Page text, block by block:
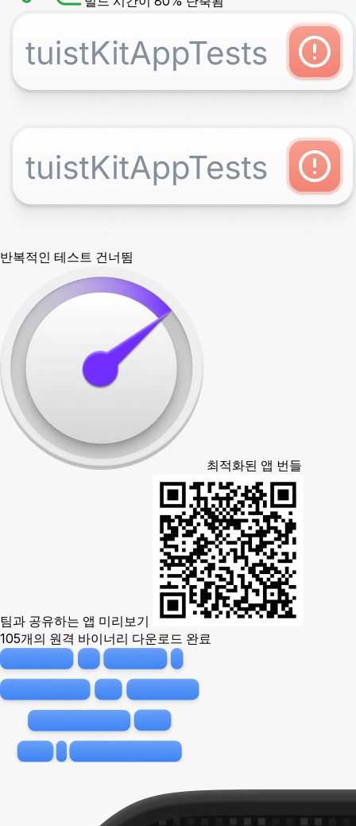
반복적인 테스트 건너뜀
최적화된 앱 번들
팀과 공유하는 앱 미리보기
105개의 원격 바이너리 다운로드 완료